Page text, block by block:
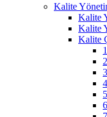
Kalite
Kalite
Kalite
Kalite